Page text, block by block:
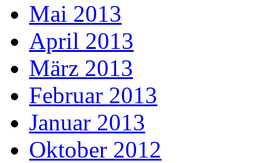
Mai 2013
April 2013
März 2013
Februar 2013
Januar 2013
Oktober 2012